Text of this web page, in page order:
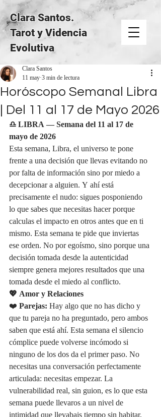
Clara Santos.
Tarot y Videncia
Evolutiva
Horóscopo Semanal Libra
| Del 11 al 17 de Mayo 2026
Clara Santos
11 may3 min de lectura
♎ LIBRA — Semana del 11 al 17 de
mayo de 2026
Esta semana, Libra, el universo te pone
frente a una decisión que llevas evitando no
por falta de información sino por miedo a
decepcionar a alguien. Y ahí está
precisamente el nudo: sigues posponiendo
lo que sabes que necesitas hacer porque
calculas el impacto en otros antes que en ti
mismo. Esta semana te pide que inviertas
ese orden. No por egoísmo, sino porque una
decisión tomada desde la autenticidad
siempre genera mejores resultados que una
tomada desde el miedo al conflicto.
💖 Amor y Relaciones
❤️ Parejas: Hay algo que no has dicho y
que tu pareja no ha preguntado, pero ambos
saben que está ahí. Esta semana el silencio
cómplice puede volverse incómodo si
ninguno de los dos da el primer paso. No
necesitas una conversación perfectamente
articulada: necesitas empezar. La
vulnerabilidad real, sin guion, es lo que esta
semana puede llevaros a un nivel de